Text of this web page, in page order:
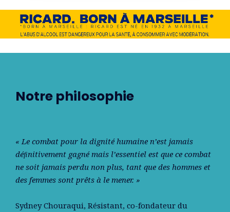
Notre philosophie
« Le combat pour la dignité humaine n’est jamais
déﬁnitivement gagné mais l’essentiel est que ce combat
ne soit jamais perdu non plus, tant que des hommes et
des femmes sont prêts à le mener. »
Sydney Chouraqui, Résistant, co-fondateur du